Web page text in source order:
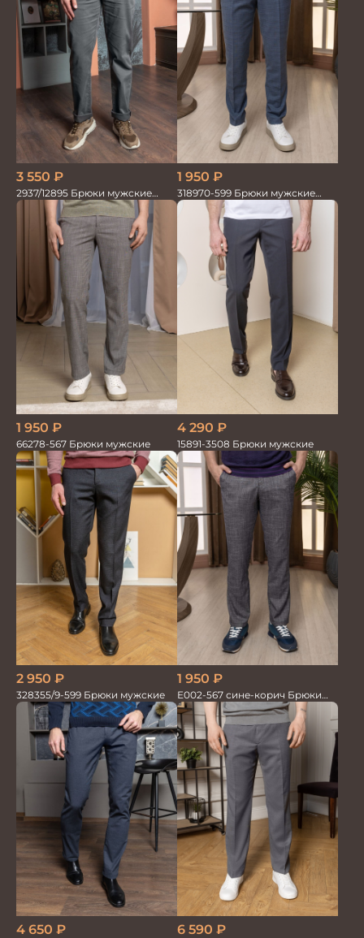
3 550 ₽
2937/12895 Брюки мужские
RUBY серые
1 950 ₽
318970-599 Брюки мужские
серо-голубые
1 950 ₽
66278-567 Брюки мужские
4 290 ₽
15891-3508 Брюки мужские
2 950 ₽
328355/9-599 Брюки мужские
1 950 ₽
Е002-567 сине-корич Брюки
мужские
4 650 ₽ 6 590 ₽